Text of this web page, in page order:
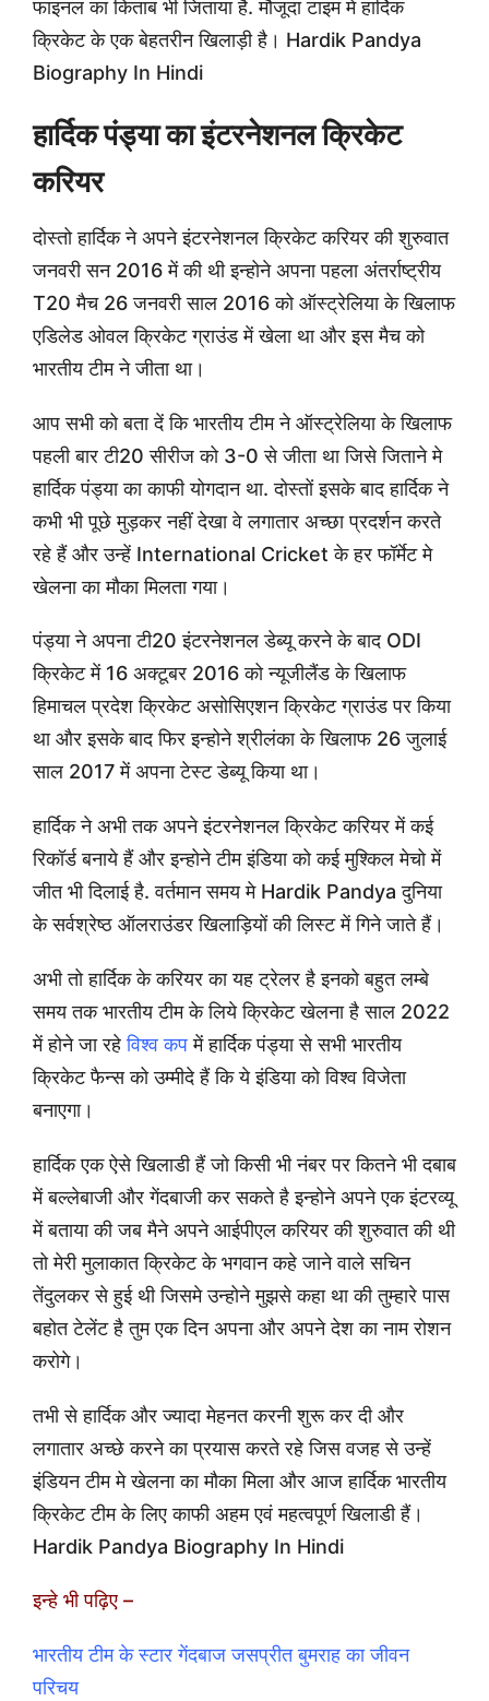
फाइनल का किताब भी जिताया है. मौजूदा टाइम मे हार्दिक
क्रिकेट के एक बेहतरीन खिलाड़ी है। Hardik Pandya
Biography In Hindi
हार्दिक पंड्या का इंटरनेशनल क्रिकेट
करियर
दोस्तो हार्दिक ने अपने इंटरनेशनल क्रिकेट करियर की शुरुवात
जनवरी सन 2016 में की थी इन्होने अपना पहला अंतर्राष्ट्रीय
T20 मैच 26 जनवरी साल 2016 को ऑस्ट्रेलिया के खिलाफ
एडिलेड ओवल क्रिकेट ग्राउंड में खेला था और इस मैच को
भारतीय टीम ने जीता था।
आप सभी को बता दें कि भारतीय टीम ने ऑस्ट्रेलिया के खिलाफ
पहली बार टी20 सीरीज को 3-0 से जीता था जिसे जिताने मे
हार्दिक पंड्या का काफी योगदान था. दोस्तों इसके बाद हार्दिक ने
कभी भी पूछे मुड़कर नहीं देखा वे लगातार अच्छा प्रदर्शन करते
रहे हैं और उन्हें International Cricket के हर फॉर्मेट मे
खेलना का मौका मिलता गया।
पंड्या ने अपना टी20 इंटरनेशनल डेब्यू करने के बाद ODI
क्रिकेट में 16 अक्टूबर 2016 को न्यूजीलैंड के खिलाफ
हिमाचल प्रदेश क्रिकेट असोसिएशन क्रिकेट ग्राउंड पर किया
था और इसके बाद फिर इन्होने श्रीलंका के खिलाफ 26 जुलाई
साल 2017 में अपना टेस्ट डेब्यू किया था।
हार्दिक ने अभी तक अपने इंटरनेशनल क्रिकेट करियर में कई
रिकॉर्ड बनाये हैं और इन्होने टीम इंडिया को कई मुश्किल मेचो में
जीत भी दिलाई है. वर्तमान समय मे Hardik Pandya दुनिया
के सर्वश्रेष्ठ ऑलराउंडर खिलाड़ियों की लिस्ट में गिने जाते हैं।
अभी तो हार्दिक के करियर का यह ट्रेलर है इनको बहुत लम्बे
समय तक भारतीय टीम के लिये क्रिकेट खेलना है साल 2022
में होने जा रहेविश्व कपमें हार्दिक पंड्या से सभी भारतीय
क्रिकेट फैन्स को उम्मीदे हैं कि ये इंडिया को विश्व विजेता
बनाएगा।
हार्दिक एक ऐसे खिलाडी हैं जो किसी भी नंबर पर कितने भी दबाब
में बल्लेबाजी और गेंदबाजी कर सकते है इन्होने अपने एक इंटरव्यू
में बताया की जब मैने अपने आईपीएल करियर की शुरुवात की थी
तो मेरी मुलाकात क्रिकेट के भगवान कहे जाने वाले सचिन
तेंदुलकर से हुई थी जिसमे उन्होने मुझसे कहा था की तुम्हारे पास
बहोत टेलेंट है तुम एक दिन अपना और अपने देश का नाम रोशन
करोगे।
तभी से हार्दिक और ज्यादा मेहनत करनी शुरू कर दी और
लगातार अच्छे करने का प्रयास करते रहे जिस वजह से उन्हें
इंडियन टीम मे खेलना का मौका मिला और आज हार्दिक भारतीय
क्रिकेट टीम के लिए काफी अहम एवं महत्वपूर्ण खिलाडी हैं।
Hardik Pandya Biography In Hindi
इन्हे भी पढ़िए –
भारतीय टीम के स्टार गेंदबाज जसप्रीत बुमराह का जीवन
परिचय